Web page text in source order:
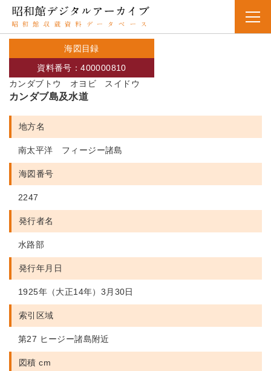
海図目録
カンダブトウ オヨビ スイドウ
資料番号：400000810
カンダブ島及水道
地方名
南太平洋 フィージー諸島
海図番号
2247
発行者名
水路部
発行年月日
1925年（大正14年）3月30日
索引区域
第27 ヒージー諸島附近
図積 cm